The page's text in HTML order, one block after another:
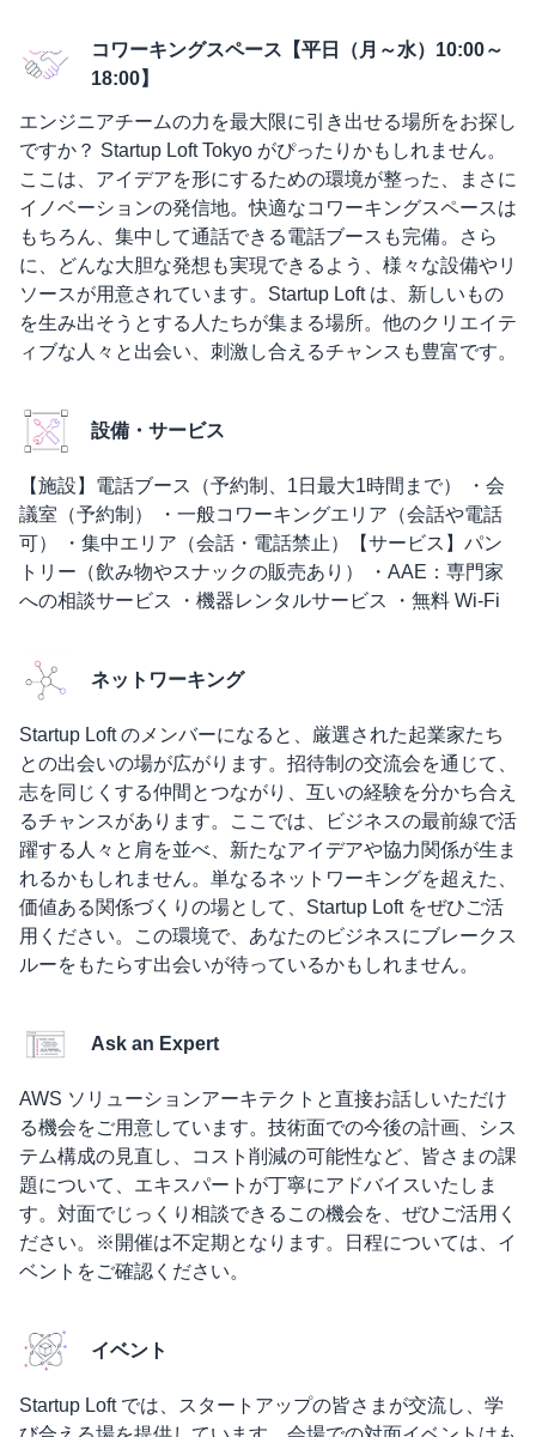
コワーキングスペース【平日（月～水）10:00～
18:00】
エンジニアチームの力を最大限に引き出せる場所をお探し
ですか？ Startup Loft Tokyo がぴったりかもしれません。
ここは、アイデアを形にするための環境が整った、まさに
イノベーションの発信地。快適なコワーキングスペースは
もちろん、集中して通話できる電話ブースも完備。さら
に、どんな大胆な発想も実現できるよう、様々な設備やリ
ソースが用意されています。Startup Loft は、新しいもの
を生み出そうとする人たちが集まる場所。他のクリエイテ
ィブな人々と出会い、刺激し合えるチャンスも豊富です。
設備・サービス
【施設】電話ブース（予約制、1日最大1時間まで） ・会
議室（予約制） ・一般コワーキングエリア（会話や電話
可） ・集中エリア（会話・電話禁止）【サービス】パン
トリー（飲み物やスナックの販売あり） ・AAE：専門家
への相談サービス ・機器レンタルサービス ・無料 Wi-Fi
ネットワーキング
Startup Loft のメンバーになると、厳選された起業家たち
との出会いの場が広がります。招待制の交流会を通じて、
志を同じくする仲間とつながり、互いの経験を分かち合え
るチャンスがあります。ここでは、ビジネスの最前線で活
躍する人々と肩を並べ、新たなアイデアや協力関係が生ま
れるかもしれません。単なるネットワーキングを超えた、
価値ある関係づくりの場として、Startup Loft をぜひご活
用ください。この環境で、あなたのビジネスにブレークス
ルーをもたらす出会いが待っているかもしれません。
Ask an Expert
AWS ソリューションアーキテクトと直接お話しいただけ
る機会をご用意しています。技術面での今後の計画、シス
テム構成の見直し、コスト削減の可能性など、皆さまの課
題について、エキスパートが丁寧にアドバイスいたしま
す。対面でじっくり相談できるこの機会を、ぜひご活用く
ださい。※開催は不定期となります。日程については、イ
ベントをご確認ください。
イベント
Startup Loft では、スタートアップの皆さまが交流し、学